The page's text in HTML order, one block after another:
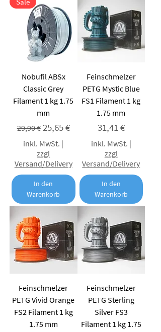
Nobufil ABSx
Classic Grey
Filament 1 kg 1.75
mm
Standardpreis
29,90 € Sale-Preis
25,65 €
inkl. MwSt. |
zzgl
Versand/Delivery
In den
Warenkorb
Feinschmelzer
PETG Mystic Blue
FS1 Filament 1 kg
1.75 mm
Preis
31,41 €
inkl. MwSt. |
zzgl
Versand/Delivery
In den
Warenkorb
Feinschmelzer
PETG Vivid Orange
FS2 Filament 1 kg
1.75 mm
Feinschmelzer
PETG Sterling
Silver FS3
Filament 1 kg 1.75